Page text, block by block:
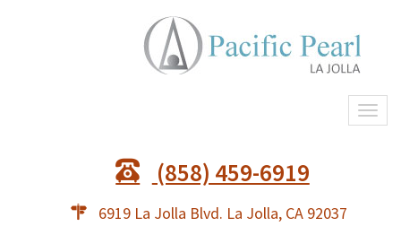
(858) 459-6919
6919 La Jolla Blvd. La Jolla, CA 92037